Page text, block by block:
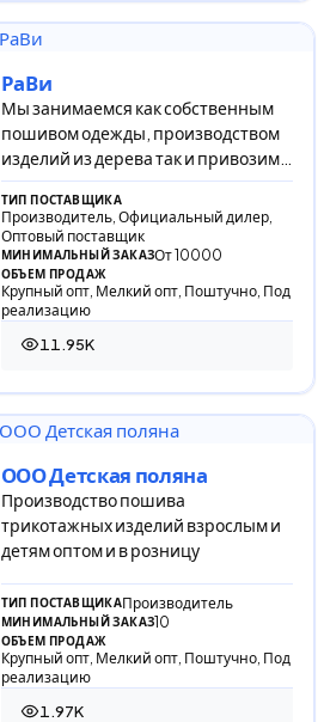
РаВи
Мы занимаемся как собственным
пошивом одежды, производством
изделий из дерева так и привозим
электронику, бытовую химию,
косметику и множест
ТИП ПОСТАВЩИКА
Производитель, Официальный дилер,
Оптовый поставщик
МИНИМАЛЬНЫЙ ЗАКАЗОт 10000
ОБЪЕМ ПРОДАЖ
Крупный опт, Мелкий опт, Поштучно, Под
реализацию
11.95K
11 946 просмотров
ООО Детская поляна
Производство пошива
трикотажных изделий взрослым и
детям оптом и в розницу
ТИП ПОСТАВЩИКАПроизводитель
МИНИМАЛЬНЫЙ ЗАКАЗ10
ОБЪЕМ ПРОДАЖ
Крупный опт, Мелкий опт, Поштучно, Под
реализацию
1.97K